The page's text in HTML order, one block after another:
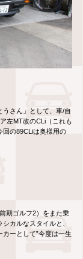
うさん」として、車/自
左MT改のCLi（これも
回の89CLiは奥様用の
期ゴルフ2）をまた乗
カルなスタイルと、
ーとして”今度は一生